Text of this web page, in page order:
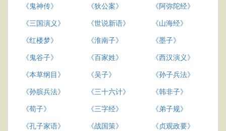
《鬼神传》
《狄公案》
《阿弥陀经》
《三国演义》
《世说新语》
《山海经》
《红楼梦》
《淮南子》
《墨子》
《鬼谷子》
《百家姓》
《西汉演义》
《本草纲目》
《吴子》
《孙子兵法》
《孙膑兵法》
《三十六计》
《韩非子》
《荀子》
《三字经》
《弟子规》
《孔子家语》
《战国策》
《贞观政要》